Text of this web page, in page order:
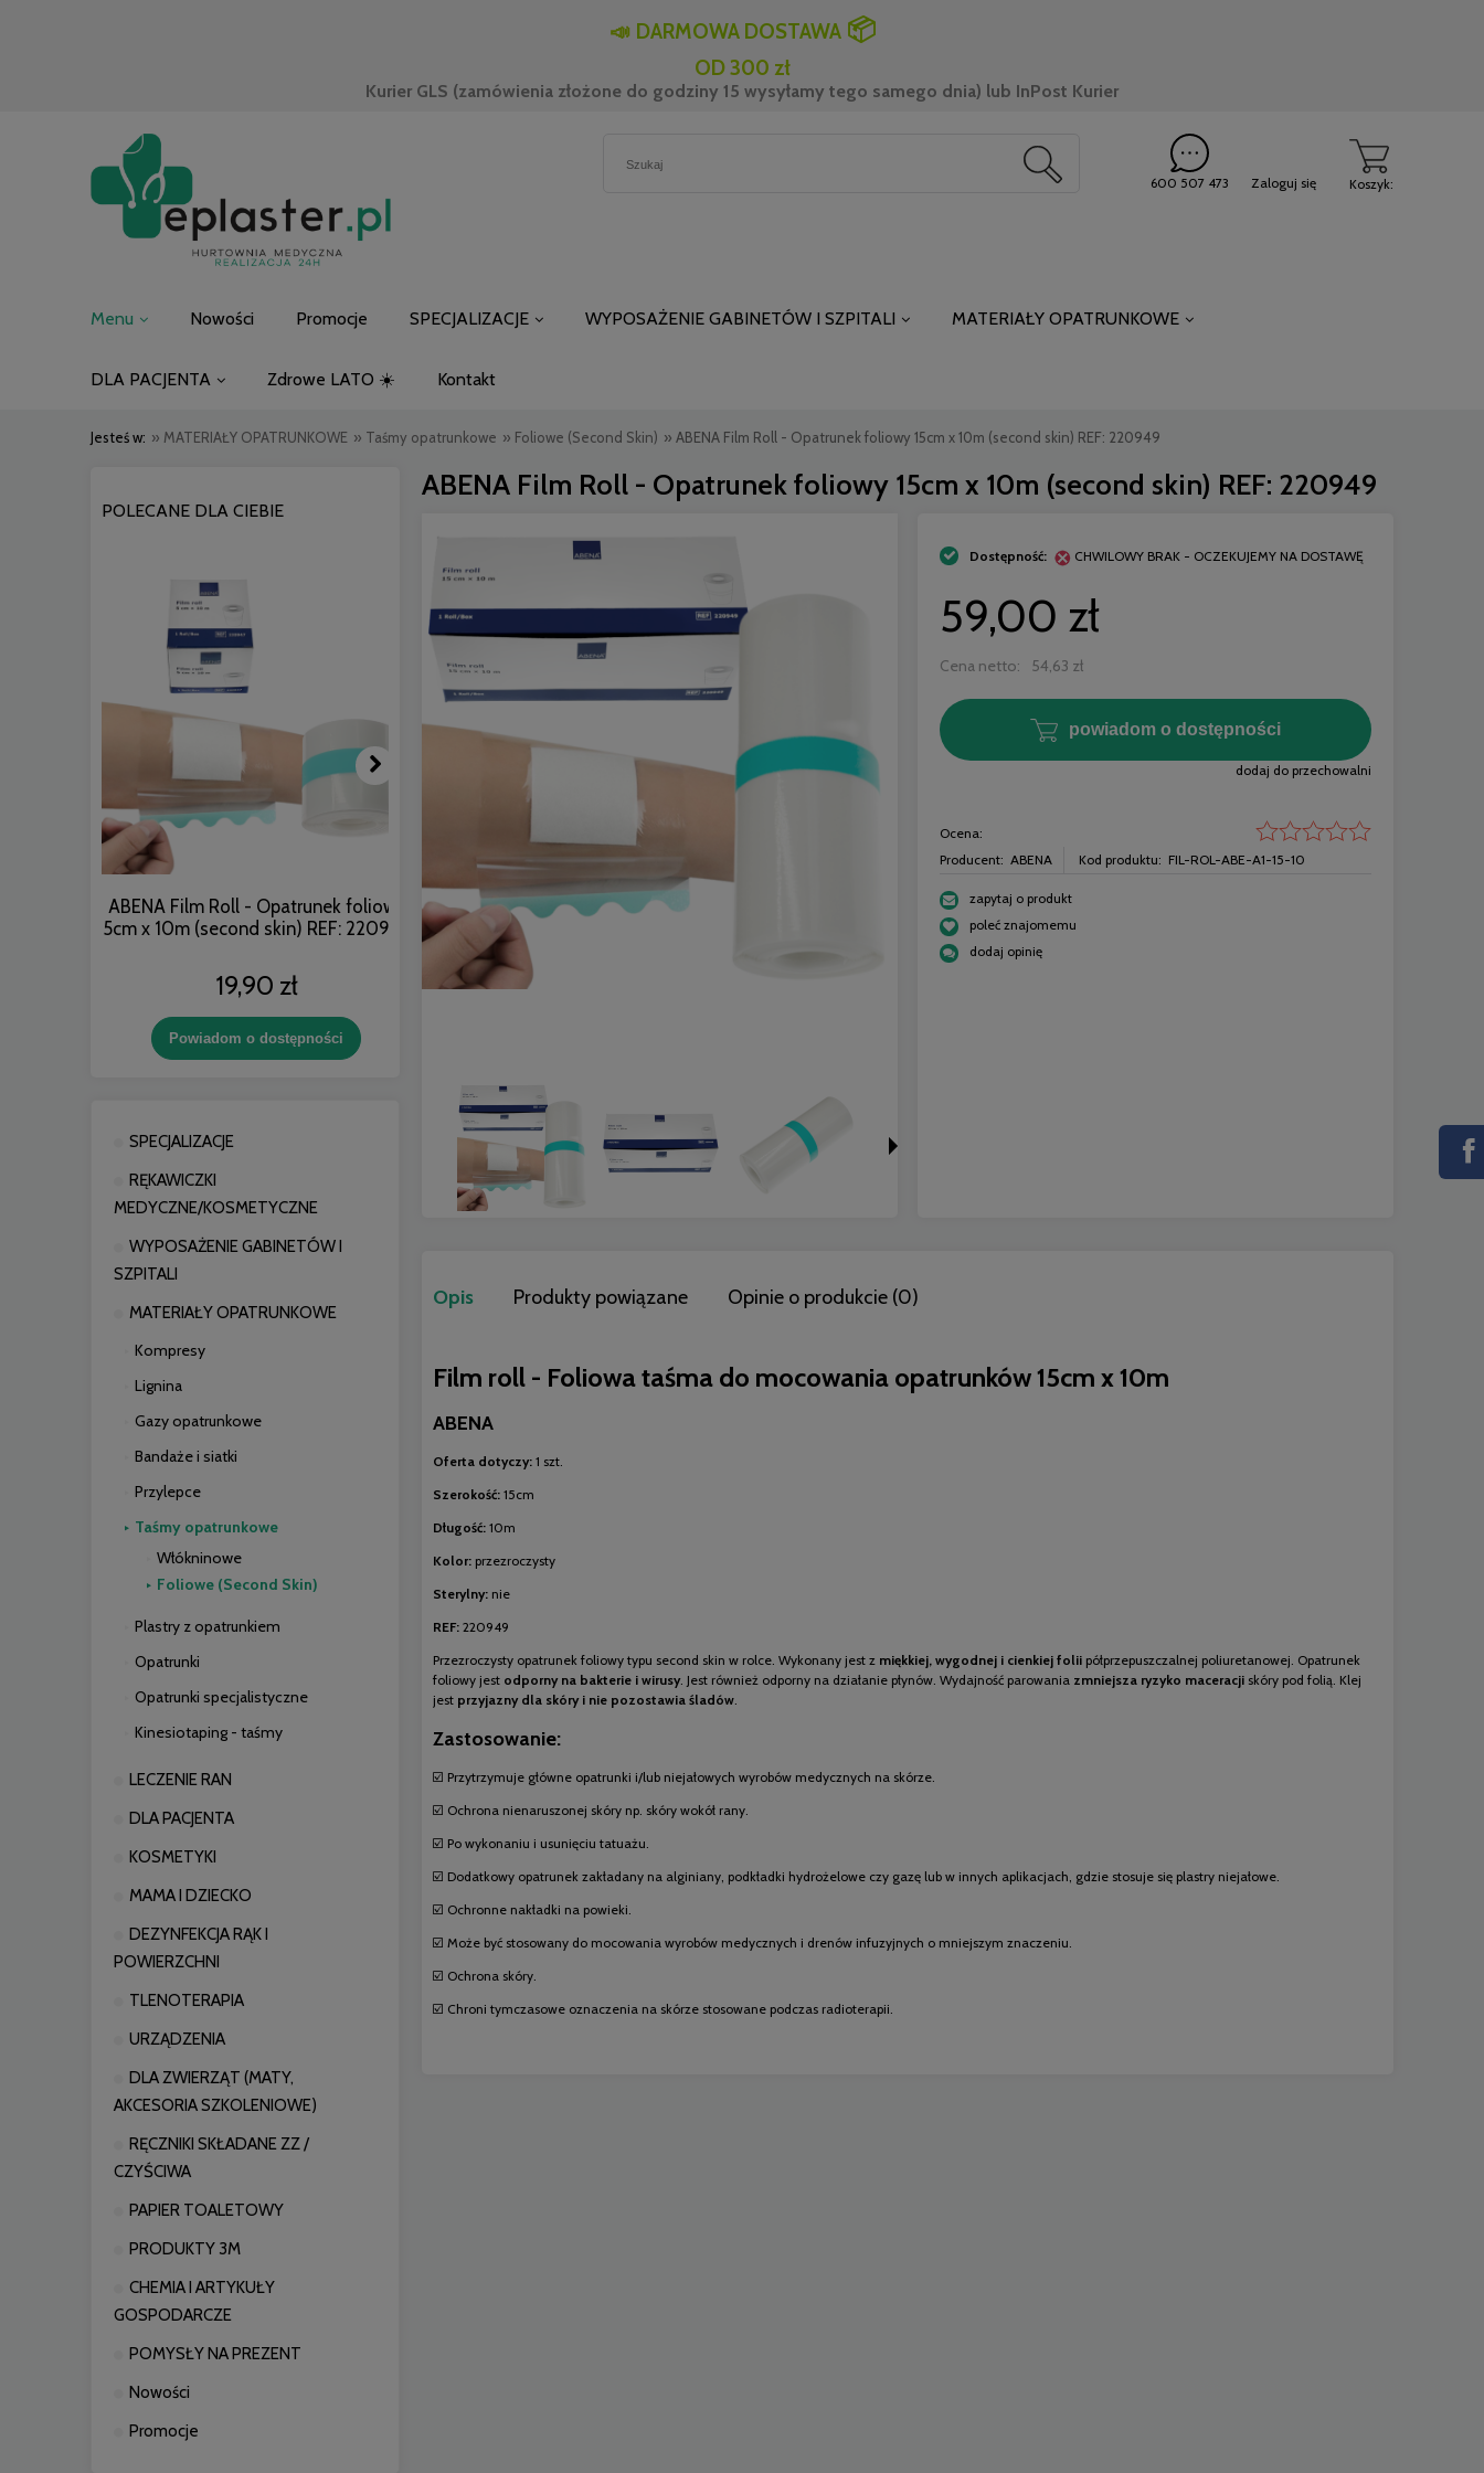
📣 DARMOWA DOSTAWA📦
OD 300 zł
Kurier GLS (zamówienia złożone do godziny 15 wysyłamy tego samego dnia) lub InPost Kurier
Koszyk:
600 507 473 Zaloguj się
Menu Nowości Promocje SPECJALIZACJE WYPOSAŻENIE GABINETÓW I SZPITALI MATERIAŁY OPATRUNKOWE
DLA PACJENTA Zdrowe LATO ☀️ Kontakt
Jesteś w: » MATERIAŁY OPATRUNKOWE » Taśmy opatrunkowe » Foliowe (Second Skin) » ABENA Film Roll - Opatrunek foliowy 15cm x 10m (second skin) REF: 220949
POLECANE DLA CIEBIE
ABENA Film Roll - Opatrunek foliowy
5cm x 10m (second skin) REF: 220947
19,90 zł
Powiadom o dostępności
Hydrofilm® Samoprzylepny opatrunek
foliowy 10x15cm - 10 szt. | REF:
38,50 zł
3M™ Tegaderm™ Przezroczysty
opatrunek foliowy z ramką 10x12 cm
REF: 1626W - 50 szt.
Komplet pościeli medycznej
jednorazowy 40G BIAŁY - 1 kpl.
SPECJALIZACJE
RĘKAWICZKI
MEDYCZNE/KOSMETYCZNE
WYPOSAŻENIE GABINETÓW I
SZPITALI
MATERIAŁY OPATRUNKOWE
Kompresy
Lignina
Gazy opatrunkowe
Bandaże i siatki
Przylepce
Taśmy opatrunkowe
Włókninowe
Foliowe (Second Skin)
Plastry z opatrunkiem
Opatrunki
Opatrunki specjalistyczne
Kinesiotaping - taśmy
LECZENIE RAN
DLA PACJENTA
KOSMETYKI
MAMA I DZIECKO
DEZYNFEKCJA RĄK I
POWIERZCHNI
TLENOTERAPIA
URZĄDZENIA
DLA ZWIERZĄT (MATY,
AKCESORIA SZKOLENIOWE)
RĘCZNIKI SKŁADANE ZZ /
CZYŚCIWA
PAPIER TOALETOWY
PRODUKTY 3M
CHEMIA I ARTYKUŁY
GOSPODARCZE
POMYSŁY NA PREZENT
Nowości
Promocje
ABENA Film Roll - Opatrunek foliowy 15cm x 10m (second skin) REF: 220949
Dostępność: CHWILOWY BRAK - OCZEKUJEMY NA DOSTAWĘ
59,00 zł
Cena netto: 54,63 zł
powiadom o dostępności
dodaj do przechowalni
Ocena:
Producent: ABENA Kod produktu: FIL-ROL-ABE-A1-15-10
zapytaj o produkt
poleć znajomemu
dodaj opinię
Opis Produkty powiązane Opinie o produkcie (0)
Film roll - Foliowa taśma do mocowania opatrunków 15cm x 10m
ABENA
Oferta dotyczy: 1 szt.
Szerokość: 15cm
Długość: 10m
Kolor: przezroczysty
Sterylny: nie
REF: 220949
Przezroczysty opatrunek foliowy typu second skin w rolce. Wykonany jest z miękkiej, wygodnej i cienkiej folii półprzepuszczalnej poliuretanowej. Opatrunek
foliowy jest odporny na bakterie i wirusy. Jest również odporny na działanie płynów. Wydajność parowania zmniejsza ryzyko maceracji skóry pod folią. Klej
jest przyjazny dla skóry i nie pozostawia śladów.
Zastosowanie:
☑️ Przytrzymuje główne opatrunki i/lub niejałowych wyrobów medycznych na skórze.
☑️ Ochrona nienaruszonej skóry np. skóry wokół rany.
☑️ Po wykonaniu i usunięciu tatuażu.
☑️ Dodatkowy opatrunek zakładany na alginiany, podkładki hydrożelowe czy gazę lub w innych aplikacjach, gdzie stosuje się plastry niejałowe.
☑️ Ochronne nakładki na powieki.
☑️ Może być stosowany do mocowania wyrobów medycznych i drenów infuzyjnych o mniejszym znaczeniu.
☑️ Ochrona skóry.
☑️ Chroni tymczasowe oznaczenia na skórze stosowane podczas radioterapii.